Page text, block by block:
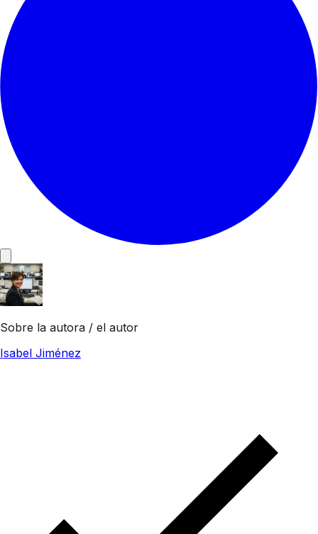
Sobre la autora / el autor
Isabel Jiménez